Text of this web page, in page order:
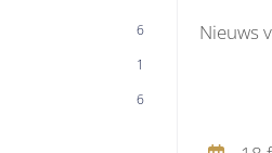
6
1
6
Nieuws